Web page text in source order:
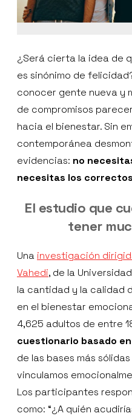
¿Será cierta la idea de
es sinónimo de
conocer gente nueva y
de compromisos
hacia el bienestar. Sin
contemporánea
evidencias: no
necesitas los
El estudio que
tener
Una investigación
Vahedi, de la
la cantidad y la calidad
en el bienestar
4,625 adultos de entre
cuestionario basado
de las bases más
vinculamos
Los participantes
como: “¿A quién